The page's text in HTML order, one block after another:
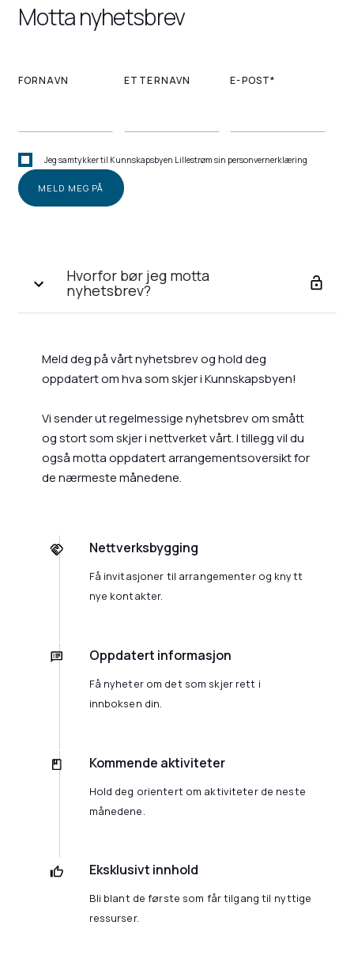
Motta nyhetsbrev
FORNAVN ETTERNAVN E-POST*
Jeg samtykker til Kunnskapsbyen Lillestrøm sin personvernerklæring
Hvorfor bør jeg motta
nyhetsbrev?
Meld deg på vårt nyhetsbrev og hold deg
oppdatert om hva som skjer i Kunnskapsbyen!
Vi sender ut regelmessige nyhetsbrev om smått
og stort som skjer i nettverket vårt. I tillegg vil du
også motta oppdatert arrangementsoversikt for
de nærmeste månedene.
Nettverksbygging
Få invitasjoner til arrangementer og knytt
nye kontakter.
Oppdatert informasjon
Få nyheter om det som skjer rett i
innboksen din.
Kommende aktiviteter
Hold deg orientert om aktiviteter de neste
månedene.
Eksklusivt innhold
Bli blant de første som får tilgang til nyttige
ressurser.